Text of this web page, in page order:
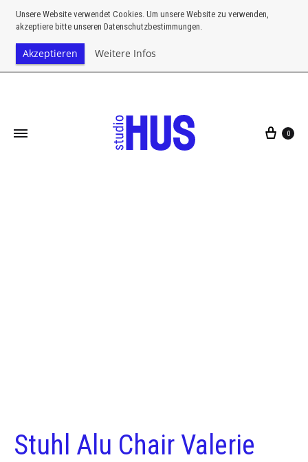
Unsere Website verwendet Cookies. Um unsere Website zu verwenden,
akzeptiere bitte unseren Datenschutzbestimmungen.
Akzeptieren Weitere Infos
0
Stuhl Alu Chair Valerie